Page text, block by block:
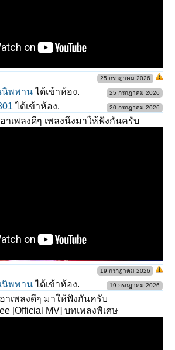
25 กรกฎาคม 2026
พพานได้เข้าห้อง. 25 กรกฎาคม 2026
ได้เข้าห้อง. 20 กรกฎาคม 2026
อาเพลงดีๆ เพลงนึงมาให้ฟังกันครับ
19 กรกฎาคม 2026
พพานได้เข้าห้อง. 19 กรกฎาคม 2026
อาเพลงดีๆ มาให้ฟังกันครับ
[Official MV] บทเพลงพิเศษ